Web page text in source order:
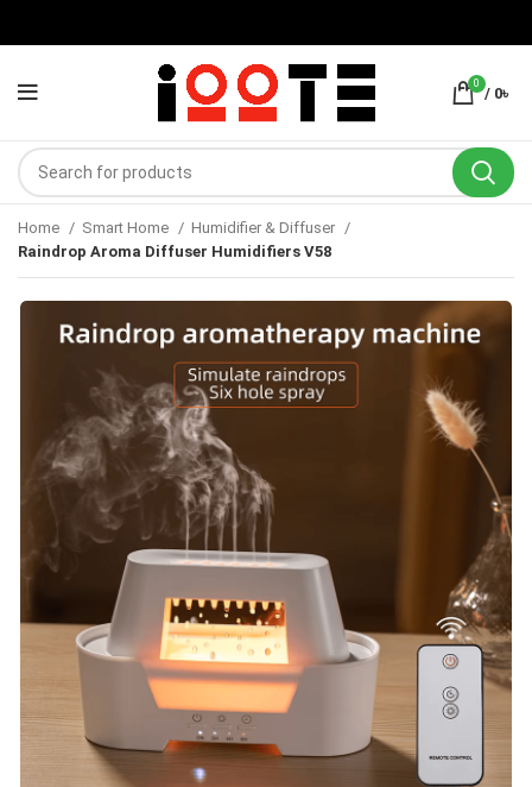
0
/ 0৳
Home Smart Home
Humidifier & Diffuser
Raindrop Aroma Diffuser Humidifiers V58